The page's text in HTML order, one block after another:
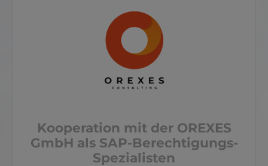
Kooperation mit der OREXES
GmbH als SAP-Berechtigungs-
Spezialisten